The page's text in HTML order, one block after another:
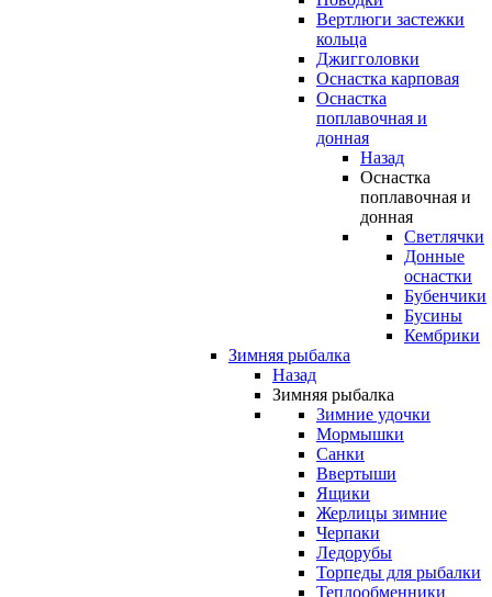
Вертлюги застежки
кольца
Джигголовки
Оснастка карповая
Оснастка
поплавочная и
донная
Назад
Оснастка
поплавочная и
донная
Светлячки
Донные
оснастки
Бубенчики
Бусины
Кембрики
Зимняя рыбалка
Назад
Зимняя рыбалка
Зимние удочки
Мормышки
Санки
Ввертыши
Ящики
Жерлицы зимние
Черпаки
Ледорубы
Торпеды для рыбалки
Теплообменники